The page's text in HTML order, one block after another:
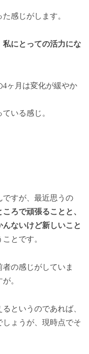
感じがします。
にとっての活力にな
ヶ月は変化が緩やか
いる感じ。
ですが、最近思うの
ろで頑張ることと、
ないけど新しいこと
ことです。
の感じがしていま
。
というのであれば、
ょうが、現時点でそ